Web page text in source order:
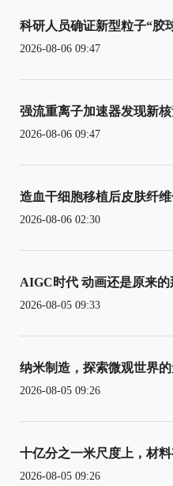
科研人员确证新型粒子“胶
2026-08-06 09:47
强流重离子加速器发现新核
2026-08-06 09:47
造血干细胞移植后皮肤纤
2026-08-06 02:30
AIGC时代 动画还是原来的
2026-08-05 09:33
纳米制造，探索微观世界
2026-08-05 09:26
十亿分之一米尺度上，材
2026-08-05 09:26